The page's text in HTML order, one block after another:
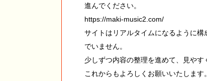
進んでください。
https://maki-music2.com/
サイトはリアルタイムになるように
でいません。
少しずつ内容の整理を進めて、見やす
これからもよろしくお願いいたします。